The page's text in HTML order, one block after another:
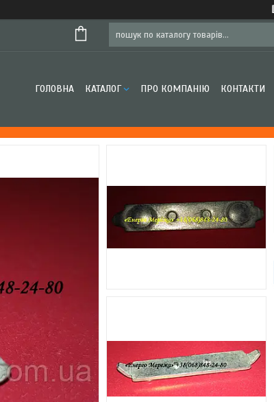
ГОЛОВНА КАТАЛОГ ПРО КОМПАНІЮ КОНТАКТИ